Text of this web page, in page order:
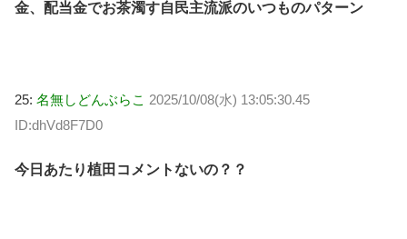
金、配当金でお茶濁す自民主流派のいつものパターン
25: 名無しどんぶらこ 2025/10/08(水) 13:05:30.45
ID:dhVd8F7D0
今日あたり植田コメントないの？？